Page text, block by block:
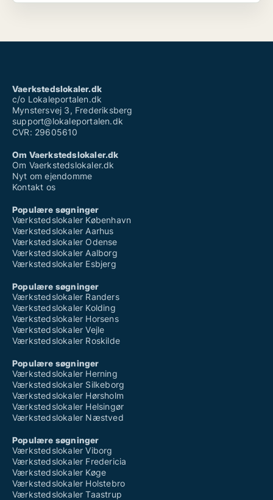
Vaerkstedslokaler.dk
c/o Lokaleportalen.dk
Mynstersvej 3, Frederiksberg
support@lokaleportalen.dk
CVR: 29605610
Om Vaerkstedslokaler.dk
Om Vaerkstedslokaler.dk
Nyt om ejendomme
Kontakt os
Populære søgninger
Værkstedslokaler København
Værkstedslokaler Aarhus
Værkstedslokaler Odense
Værkstedslokaler Aalborg
Værkstedslokaler Esbjerg
Populære søgninger
Værkstedslokaler Randers
Værkstedslokaler Kolding
Værkstedslokaler Horsens
Værkstedslokaler Vejle
Værkstedslokaler Roskilde
Populære søgninger
Værkstedslokaler Herning
Værkstedslokaler Silkeborg
Værkstedslokaler Hørsholm
Værkstedslokaler Helsingør
Værkstedslokaler Næstved
Populære søgninger
Værkstedslokaler Viborg
Værkstedslokaler Fredericia
Værkstedslokaler Køge
Værkstedslokaler Holstebro
Værkstedslokaler Taastrup